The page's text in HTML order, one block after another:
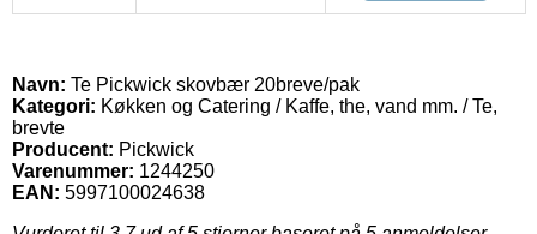
Navn: Te Pickwick skovbær 20breve/pak
Kategori: Køkken og Catering / Kaffe, the, vand mm. / Te,
brevte
Producent: Pickwick
Varenummer: 1244250
EAN: 5997100024638